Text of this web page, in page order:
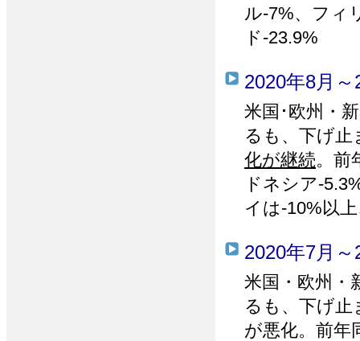
ル-7%、フィ
ド-23.9%
2020年8月
米国･欧州・
るも、下げ
化が継続。前
ドネシア-
イは-10%以
2020年7月
米国・欧州・
るも、下げ止
が悪化。前年